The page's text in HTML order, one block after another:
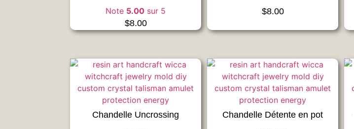
Note 5.00 sur 5
$8.00
$8.00
Chandelle Uncrossing
Chandelle Détente en pot